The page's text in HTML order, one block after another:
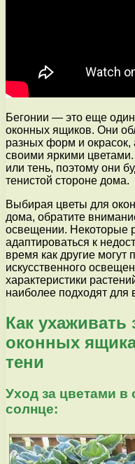
Бегонии — это еще
оконных ящиков. Они
разных форм и окрасок,
своими яркими
или тень, поэтому они
тенистой стороне дома.
Выбирая цветы для
дома, обратите
освещении. Некоторые
адаптироваться к
время как другие могут
искусственного
характеристики
наиболее подходят для
Как ухаживать
оконных
тени
Уход за цветами в
солнце: